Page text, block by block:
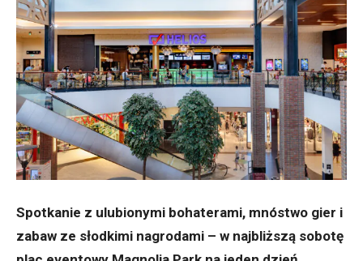
Spotkanie z ulubionymi bohaterami, mnóstwo gier i
zabaw ze słodkimi nagrodami – w najbliższą sobotę